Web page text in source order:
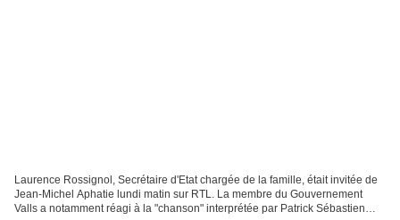
Laurence Rossignol, Secrétaire d'Etat chargée de la famille, était invitée de
Jean-Michel Aphatie lundi matin sur RTL. La membre du Gouvernement
Valls a notamment réagi à la "chanson" interprétée par Patrick Sébastien